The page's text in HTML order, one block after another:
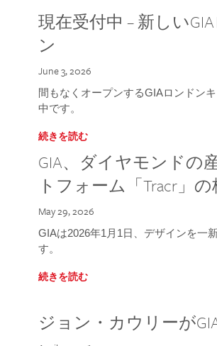
現在受付中 – 新しい
ン
June 3, 2026
間もなくオープンするGIAロンドン
中です。
続きを読む
GIA、ダイヤモンドの
トフォーム「Tracr」
May 29, 2026
GIAは2026年1月1日、デザインを一
す。
続きを読む
ジョン・カウリーが